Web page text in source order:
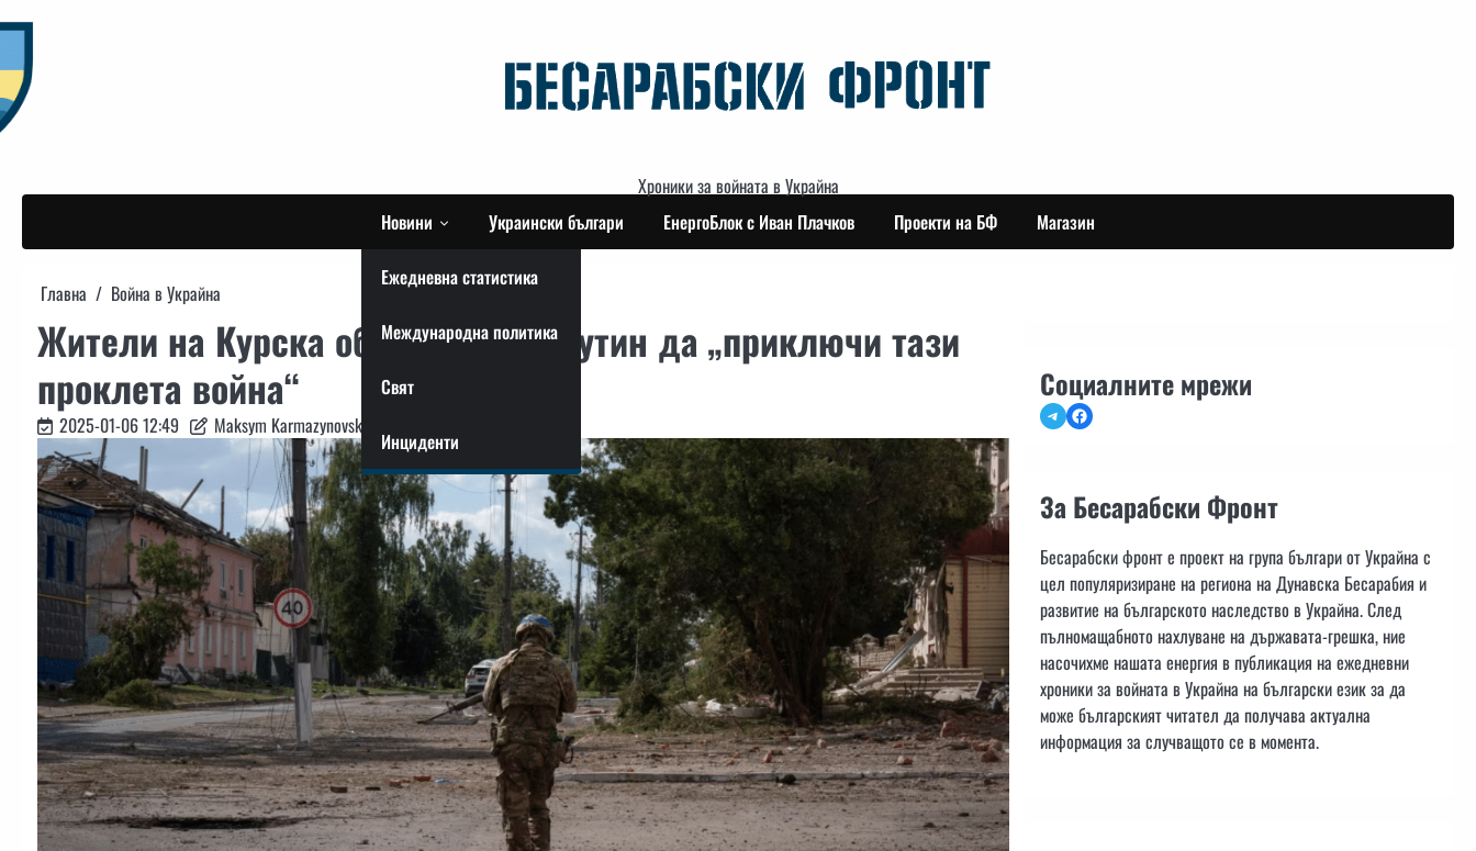
to
content
Хроники за войната в Украйна
Новини
Ежедневна статистика
Международна политика
Свят
Инциденти
Украински българи ЕнергоБлок с Иван Плачков Проекти на БФ Магазин
Главна Война в Украйна
Жители на Курска област молят Путин да „приключи тази
проклета война“
2025-01-06 12:49 Maksym Karmazynovskyi
Социалните мрежи
TelegramFacebook
За Бесарабски Фронт
Бесарабски фронт е проект на група българи от Украйна с
цел популяризиране на региона на Дунавска Бесарабия и
развитие на българското наследство в Украйна. След
пълномащабното нахлуване на държавата-грешка, ние
насочихме нашата енергия в публикация на ежедневни
хроники за войната в Украйна на български език за да
може българският читател да получава актуална
информация за случващото се в момента.